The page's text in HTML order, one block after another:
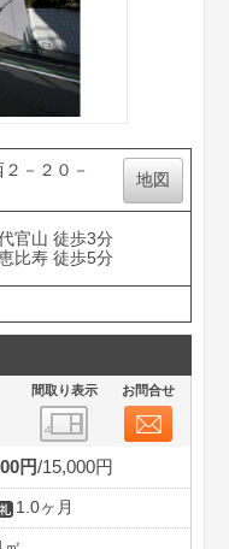
－２０－
地図
官山 徒歩3分
比寿 徒歩5分
間取り表示 お問合せ
円 15,000円
1.0ヶ月